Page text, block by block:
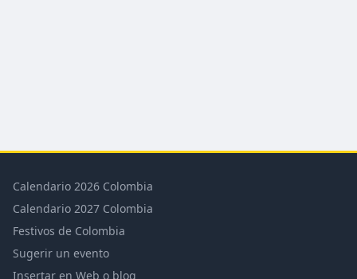
Calendario 2026 Colombia
Calendario 2027 Colombia
Festivos de Colombia
Sugerir un evento
Insertar en Web o blog